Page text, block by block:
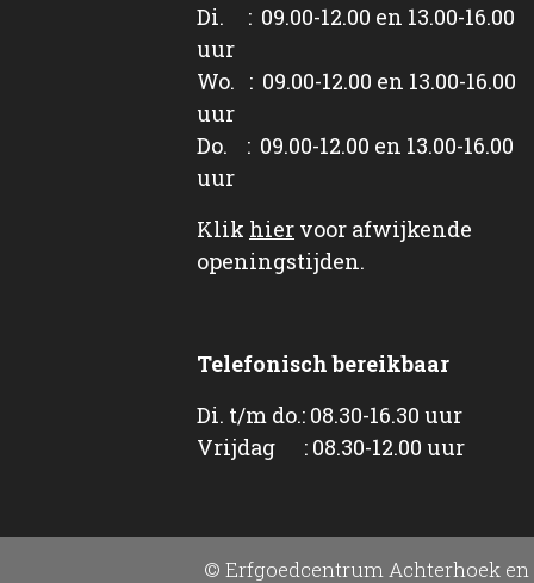
Di. : 09.00-12.00 en 13.00-16.00
uur
Wo. : 09.00-12.00 en 13.00-16.00
uur
Do. : 09.00-12.00 en 13.00-16.00
uur
Klik hier voor afwijkende
openingstijden.
Telefonisch bereikbaar
Di. t/m do.: 08.30-16.30 uur
Vrijdag : 08.30-12.00 uur
© Erfgoedcentrum Achterhoek en